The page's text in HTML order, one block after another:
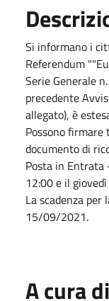
Si informano i
Referendum
Serie Generale
precedente
allegato), è
Possono
documento di
Posta in
12:00 e il
La scadenza
15/09/2021.
A cura di